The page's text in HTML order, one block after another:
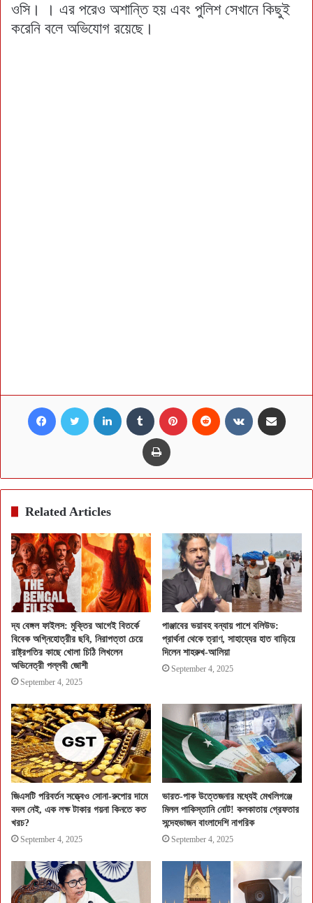
ওসি। । এর পরেও অশান্তি হয় এবং পুলিশ সেখানে কিছুই
করেনি বলে অভিযোগ রয়েছে।
Facebook Twitter LinkedIn Tumblr Pinterest Reddit VKontakte
Print
Related Articles
দ্য বেঙ্গল ফাইলস: মুক্তির আগেই বিতর্কে
বিবেক অগ্নিহোত্রীর ছবি, নিরাপত্তা চেয়ে
রাষ্ট্রপতির কাছে খোলা চিঠি লিখলেন
অভিনেত্রী পল্লবী জোশী
September 4, 2025
পাঞ্জাবের ভয়াবহ বন্যায় পাশে বলিউড:
প্রার্থনা থেকে ত্রাণ, সাহায্যের হাত বাড়িয়ে
দিলেন শাহরুখ-আলিয়া
September 4, 2025
জিএসটি পরিবর্তন সত্ত্বেও সোনা-রুপোর দামে
বদল নেই, এক লক্ষ টাকার গয়না কিনতে কত
খরচ?
September 4, 2025
ভারত-পাক উত্তেজনার মধ্যেই মেখলিগঞ্জে
মিলল পাকিস্তানি নোট! কলকাতায় গ্রেফতার
সন্দেহভাজন বাংলাদেশি নাগরিক
September 4, 2025